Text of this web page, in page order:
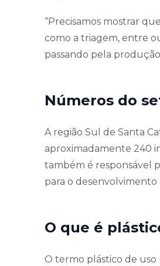
“Precisamos mostrar
como a triagem, entre
passando pela
Números do
A região Sul de Santa
aproximadamente 240
também é responsável
para o
O que é
O termo plástico de